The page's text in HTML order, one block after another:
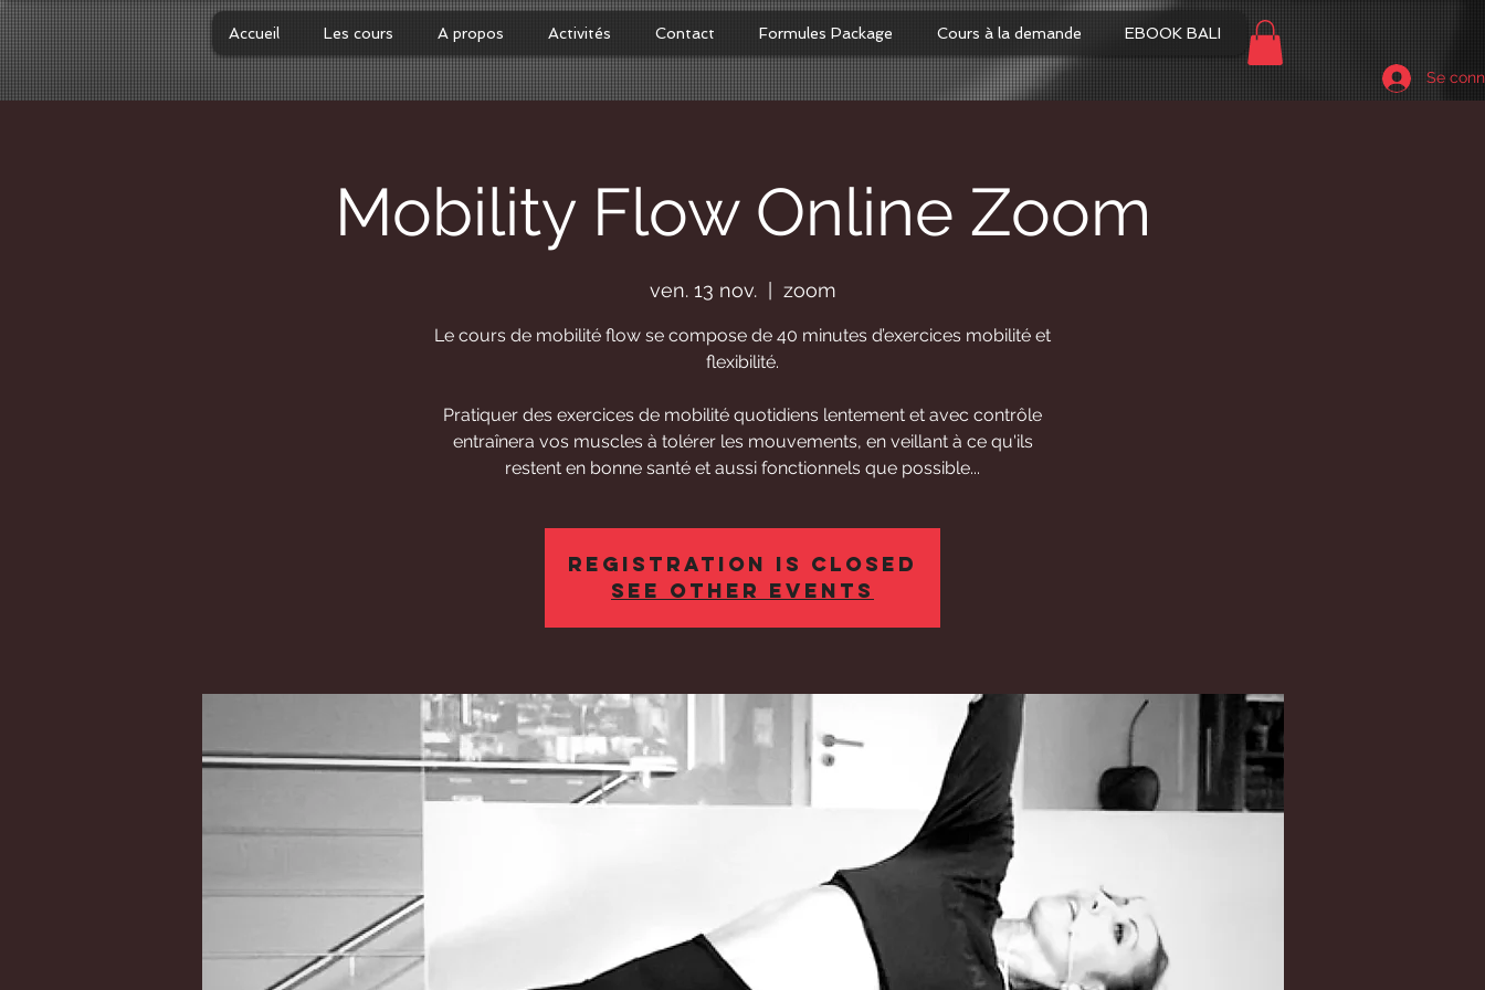
Accueil Les cours A propos Activités Contact Formules Package Cours à la demande EBOOK BALI
Se
Mobility Flow Online Zoom
ven. 13 nov.
  |
zoom
Le cours de mobilité flow se compose de 40 minutes d’exercices mobilité et
flexibilité.
Pratiquer des exercices de mobilité quotidiens lentement et avec contrôle
entraînera vos muscles à tolérer les mouvements, en veillant à ce qu'ils
restent en bonne santé et aussi fonctionnels que possible...
Registration is Closed
See other events